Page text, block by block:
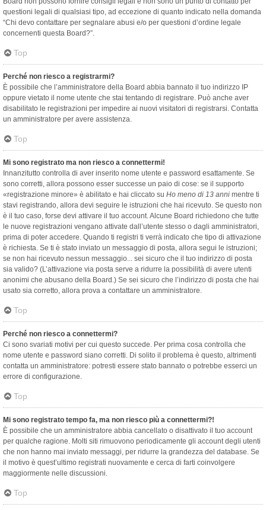
questioni legali di qualsiasi tipo, ad eccezione di quanto indicato nella domanda
“Chi devo contattare per segnalare abusi e/o per questioni d’ordine legale
concernenti questa Board?”.
Top
Perché non riesco a registrarmi?
È possibile che l’amministratore della Board abbia bannato il tuo indirizzo IP
oppure vietato il nome utente che stai tentando di registrare. Può anche aver
disabilitato le registrazioni per impedire ai nuovi visitatori di registrarsi. Contatta
un amministratore per avere assistenza.
Top
Mi sono registrato ma non riesco a connettermi!
Innanzitutto controlla di aver inserito nome utente e password esattamente. Se
sono corretti, allora possono esser successe un paio di cose: se il supporto
«registrazione minore» è abilitato e hai cliccato su Ho meno di 13 anni mentre ti
stavi registrando, allora devi seguire le istruzioni che hai ricevuto. Se questo non
è il tuo caso, forse devi attivare il tuo account. Alcune Board richiedono che tutte
le nuove registrazioni vengano attivate dall’utente stesso o dagli amministratori,
prima di poter accedere. Quando ti registri ti verrà indicato che tipo di attivazione
è richiesta. Se ti è stato inviato un messaggio di posta, allora segui le istruzioni;
se non hai ricevuto nessun messaggio... sei sicuro che il tuo indirizzo di posta
sia valido? (L’attivazione via posta serve a ridurre la possibilità di avere utenti
anonimi che abusano della Board.) Se sei sicuro che l’indirizzo di posta che hai
usato sia corretto, allora prova a contattare un amministratore.
Top
Perché non riesco a connettermi?
Ci sono svariati motivi per cui questo succede. Per prima cosa controlla che
nome utente e password siano corretti. Di solito il problema è questo, altrimenti
contatta un amministratore: potresti essere stato bannato o potrebbe esserci un
errore di configurazione.
Top
Mi sono registrato tempo fa, ma non riesco più a connettermi?!
È possibile che un amministratore abbia cancellato o disattivato il tuo account
per qualche ragione. Molti siti rimuovono periodicamente gli account degli utenti
che non hanno mai inviato messaggi, per ridurre la grandezza del database. Se
il motivo è quest’ultimo registrati nuovamente e cerca di farti coinvolgere
maggiormente nelle discussioni.
Top